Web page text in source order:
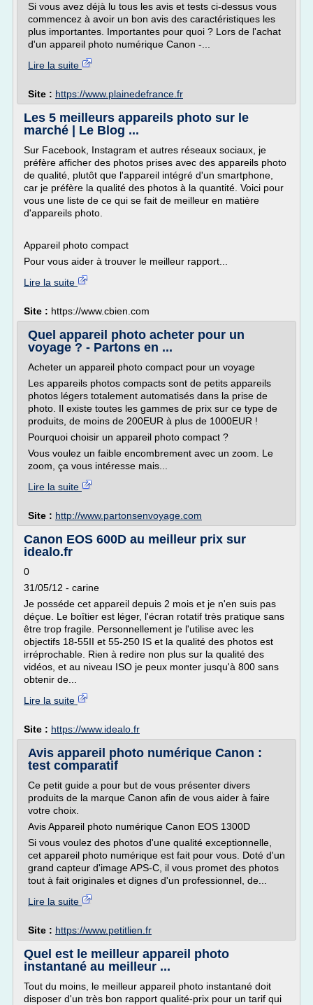
Si vous avez déjà lu tous les avis et tests ci-dessus vous
commencez à avoir un bon avis des caractéristiques les
plus importantes. Importantes pour quoi ? Lors de l'achat
d'un appareil photo numérique Canon -...
Lire la suite
Site : https://www.plainedefrance.fr
Les 5 meilleurs appareils photo sur le
marché | Le Blog ...
Sur Facebook, Instagram et autres réseaux sociaux, je
préfère afficher des photos prises avec des appareils photo
de qualité, plutôt que l'appareil intégré d'un smartphone,
car je préfère la qualité des photos à la quantité. Voici pour
vous une liste de ce qui se fait de meilleur en matière
d'appareils photo.
Appareil photo compact
Pour vous aider à trouver le meilleur rapport...
Lire la suite
Site : https://www.cbien.com
Quel appareil photo acheter pour un
voyage ? - Partons en ...
Acheter un appareil photo compact pour un voyage
Les appareils photos compacts sont de petits appareils
photos légers totalement automatisés dans la prise de
photo. Il existe toutes les gammes de prix sur ce type de
produits, de moins de 200EUR à plus de 1000EUR !
Pourquoi choisir un appareil photo compact ?
Vous voulez un faible encombrement avec un zoom. Le
zoom, ça vous intéresse mais...
Lire la suite
Site : http://www.partonsenvoyage.com
Canon EOS 600D au meilleur prix sur
idealo.fr
0
31/05/12 - carine
Je posséde cet appareil depuis 2 mois et je n'en suis pas
déçue. Le boîtier est léger, l'écran rotatif très pratique sans
être trop fragile. Personnellement je l'utilise avec les
objectifs 18-55II et 55-250 IS et la qualité des photos est
irréprochable. Rien à redire non plus sur la qualité des
vidéos, et au niveau ISO je peux monter jusqu'à 800 sans
obtenir de...
Lire la suite
Site : https://www.idealo.fr
Avis appareil photo numérique Canon :
test comparatif
Ce petit guide a pour but de vous présenter divers
produits de la marque Canon afin de vous aider à faire
votre choix.
Avis Appareil photo numérique Canon EOS 1300D
Si vous voulez des photos d'une qualité exceptionnelle,
cet appareil photo numérique est fait pour vous. Doté d'un
grand capteur d'image APS-C, il vous promet des photos
tout à fait originales et dignes d'un professionnel, de...
Lire la suite
Site : https://www.petitlien.fr
Quel est le meilleur appareil photo
instantané au meilleur ...
Tout du moins, le meilleur appareil photo instantané doit
disposer d'un très bon rapport qualité-prix pour un tarif qui